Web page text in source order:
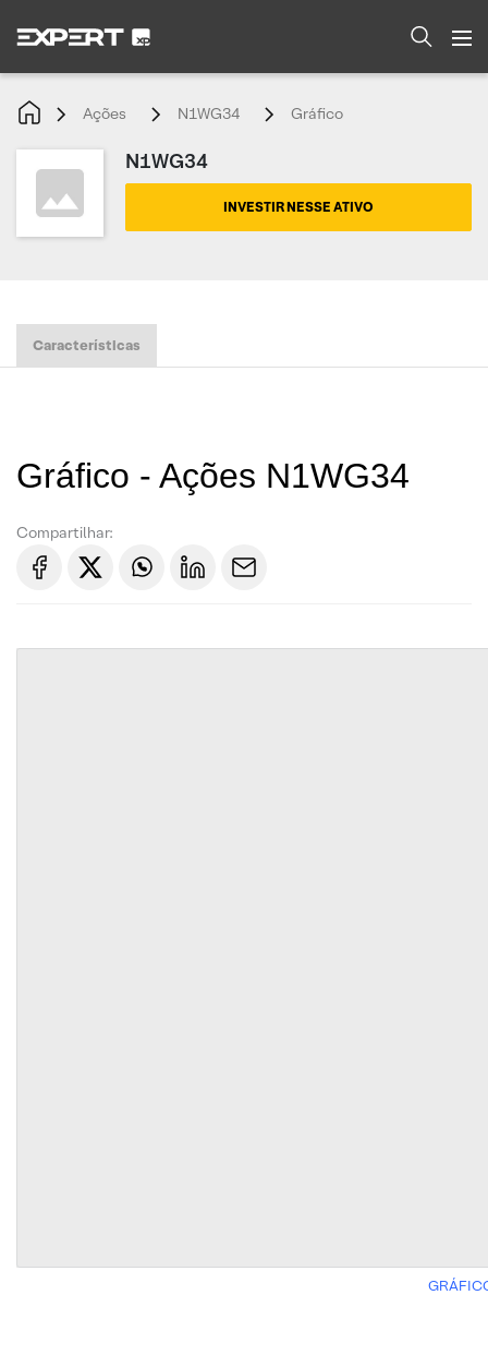
Ações N1WG34 Gráfico
N1WG34
INVESTIR NESSE ATIVO
Características
Gráfico - Ações N1WG34
Compartilhar: